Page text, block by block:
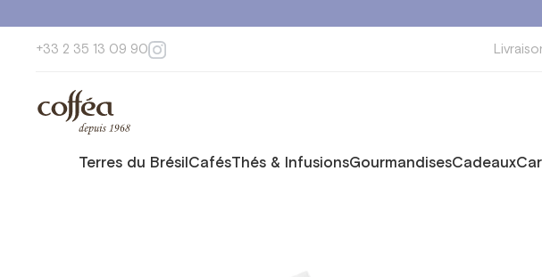
+33 2 35 13 09 90
Terres du BrésilCafésThés & InfusionsGourmandisesCadeaux